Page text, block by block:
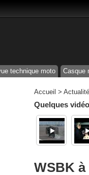
technique moto Casque
Accueil >
Quelques
WSBK